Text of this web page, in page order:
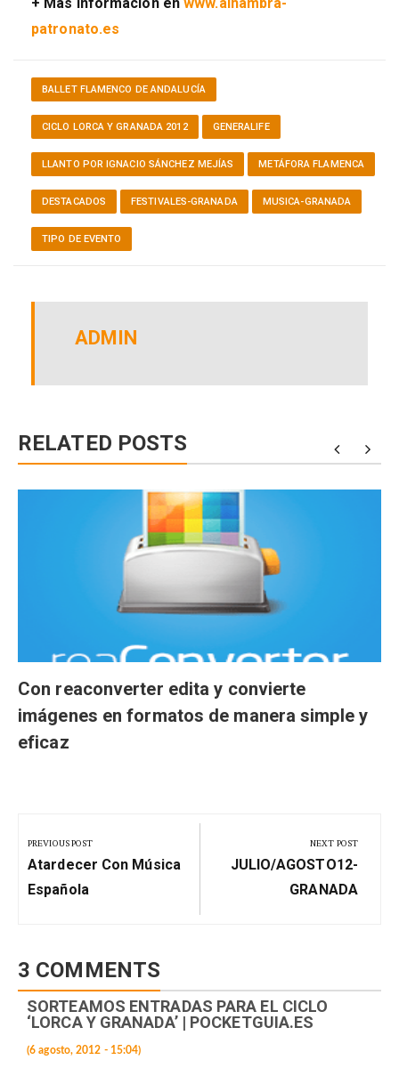
+ Más información enwww.alhambra-
patronato.es
BALLET FLAMENCO DE ANDALUCÍA
CICLO LORCA Y GRANADA 2012 GENERALIFE
LLANTO POR IGNACIO SÁNCHEZ MEJÍAS METÁFORA FLAMENCA
DESTACADOS FESTIVALES-GRANADA MUSICA-GRANADA
TIPO DE EVENTO
ADMIN
RELATED POSTS
Con reaconverter edita y convierte
imágenes en formatos de manera simple y
eficaz
de
entradas
PREVIOUS POST
Previous
Post:
Atardecer Con Música
Española
NEXT POST
Next
JULIO/AGOSTO12-
GRANADA
3 COMMENTS
SORTEAMOS ENTRADAS PARA EL CICLO
‘LORCA Y GRANADA’ | POCKETGUIA.ES
(6 agosto, 2012 - 15:04)